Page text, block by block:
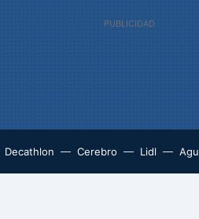
Decathlon Cerebro Lidl